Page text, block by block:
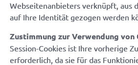
Webseitenanbieters verknüpft, aus
auf Ihre Identität gezogen werden
Zustimmung zur Verwendung von
Session-Cookies ist Ihre vorherige
erforderlich, da sie für das